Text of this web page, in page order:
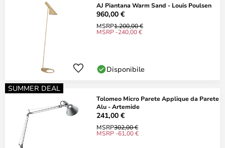
AJ Piantana Warm Sand - Louis Poulsen
960,00 €
MSRP1.200,00 €
MSRP -240,00 €
Disponibile
SUMMER DEAL
Tolomeo Micro Parete Applique da Parete
Alu - Artemide
241,00 €
MSRP302,00 €
MSRP -61,00 €